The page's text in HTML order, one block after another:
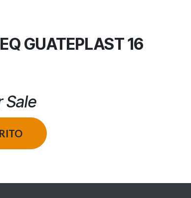
GUATEPLAST 16
Sale